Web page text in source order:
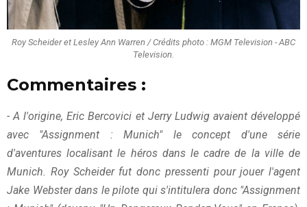
Roy Scheider et Lesley Ann Warren / Crédits photo : MGM Television - ABC
Television.
Commentaires :
- A l'origine, Eric Bercovici et Jerry Ludwig avaient développé
avec "Assignment : Munich" le concept d'une série
d'aventures localisant le héros dans le cadre de la ville de
Munich. Roy Scheider fut donc pressenti pour jouer l'agent
Jake Webster dans le pilote qui s'intitulera donc "Assignment